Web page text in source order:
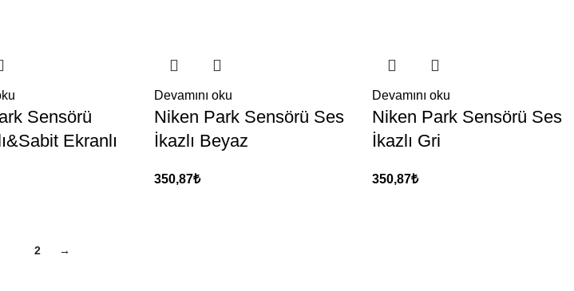
Sensörü
Ekranlı
Devamını oku
Niken Park Sensörü Ses
İkazlı Beyaz
350,87₺
Devamını oku
Niken Park Sensörü Ses
İkazlı Gri
350,87₺
2 →